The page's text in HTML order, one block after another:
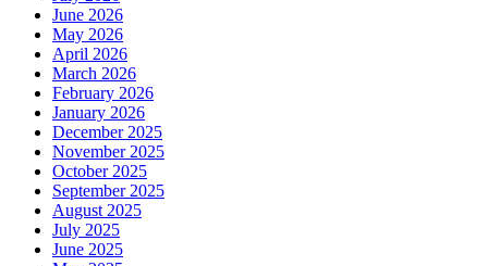
June 2026
May 2026
April 2026
March 2026
February 2026
January 2026
December 2025
November 2025
October 2025
September 2025
August 2025
July 2025
June 2025